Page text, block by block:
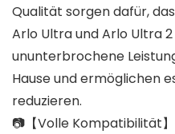
Qualität sorgen dafür,
Arlo Ultra und Arlo Ultra
ununterbrochene
Hause und ermöglichen
reduzieren.
📷【Volle Kompatibilität